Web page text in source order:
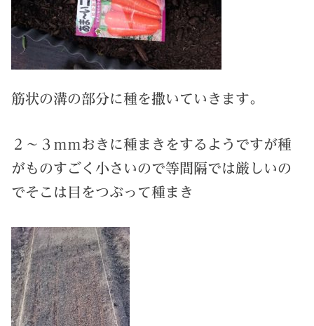
筋状の溝の部分に種を撒いていきます。
２～３ｍｍおきに種まきをするようですが種
がものすごく小さいので等間隔では厳しいの
でそこは目をつぶって種まき